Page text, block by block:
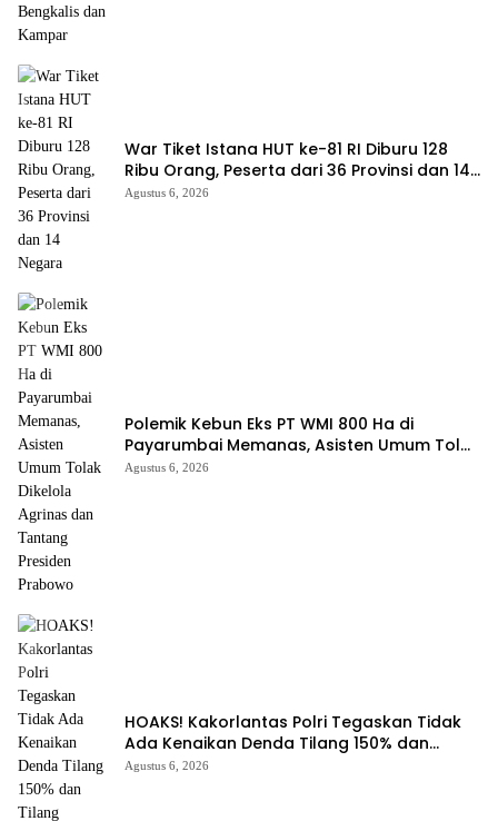
War Tiket Istana HUT ke-81 RI Diburu 128
Ribu Orang, Peserta dari 36 Provinsi dan 14
Negara
Agustus 6, 2026
Polemik Kebun Eks PT WMI 800 Ha di
Payarumbai Memanas, Asisten Umum Tolak
Dikelola Agrinas dan Tantang Presiden
Agustus 6, 2026
HOAKS! Kakorlantas Polri Tegaskan Tidak
Ada Kenaikan Denda Tilang 150% dan
Tilang Manual Menyeluruh
Agustus 6, 2026